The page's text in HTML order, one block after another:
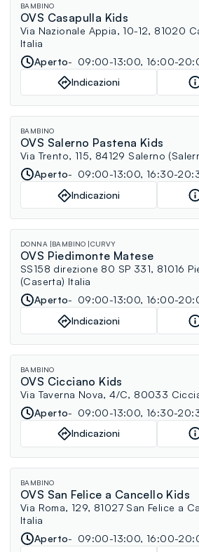
BAMBINO
OVS Casapulla Kids
Via Nazionale Appia, 10-12, 81020
Italia
Aperto
09:00-13:00, 16:00-
Indicazioni
BAMBINO
OVS Salerno Pastena Kids
Via Trento, 115, 84129 Salerno
Aperto
09:00-13:00, 16:30-
Indicazioni
DONNA BAMBINO CURVY
OVS Piedimonte Matese
SS158 direzione 80 SP 331, 81016
(Caserta) Italia
Aperto
09:00-13:00, 16:00-
Indicazioni
BAMBINO
OVS Cicciano Kids
Via Taverna Nova, 4/C, 80033
Aperto
09:00-13:00, 16:30-
Indicazioni
BAMBINO
OVS San Felice a Cancello Kids
Via Roma, 129, 81027 San Felice a
Italia
Aperto
09:00-13:00, 16:00-